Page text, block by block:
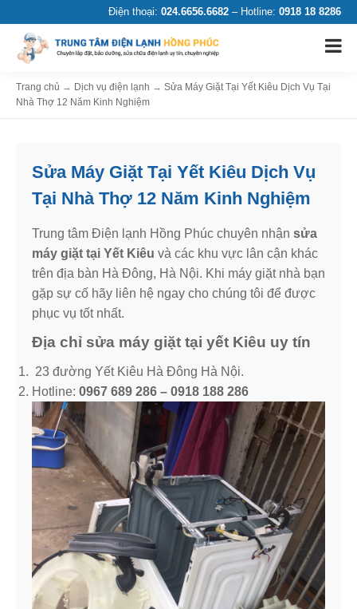
Điện thoại: 024.6656.6682 – Hotline: 0918 18 8286
Trang chủ → Dịch vụ điện lạnh → Sửa Máy Giặt Tại Yết Kiêu Dịch Vụ Tại
Nhà Thợ 12 Năm Kinh Nghiệm
Sửa Máy Giặt Tại Yết Kiêu Dịch Vụ
Tại Nhà Thợ 12 Năm Kinh Nghiệm
Trung tâm Điện lạnh Hồng Phúc chuyên nhận sửa
máy giặt tại Yết Kiêu và các khu vực lân cận khác
trên địa bàn Hà Đông, Hà Nội. Khi máy giặt nhà bạn
gặp sự cố hãy liên hệ ngay cho chúng tôi để được
phục vụ tốt nhất.
Địa chỉ sửa máy giặt tại yết Kiêu uy tín
23 đường Yết Kiêu Hà Đông Hà Nội.
Hotline: 0967 689 286 – 0918 188 286